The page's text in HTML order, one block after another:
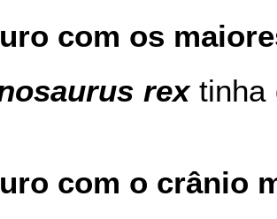
com os
rextinha
com o crânio